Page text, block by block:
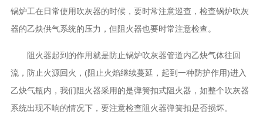
锅炉工在日常使用吹灰器的时候，要时常注意巡查，检查锅炉吹灰
器的乙炔供气系统的压力，但阻火器也要时常注意检查。
阻火器起到的作用就是防止锅炉吹灰器管道内乙炔气体往回
流，防止火源回火，(阻止火焰继续蔓延，起到一种防护作用)进入
乙炔气瓶内，我们阻火器采用的是弹簧扣式阻火器，如整个吹灰器
系统出现不响的情况下，要注意检查阻火器弹簧扣是否损坏。